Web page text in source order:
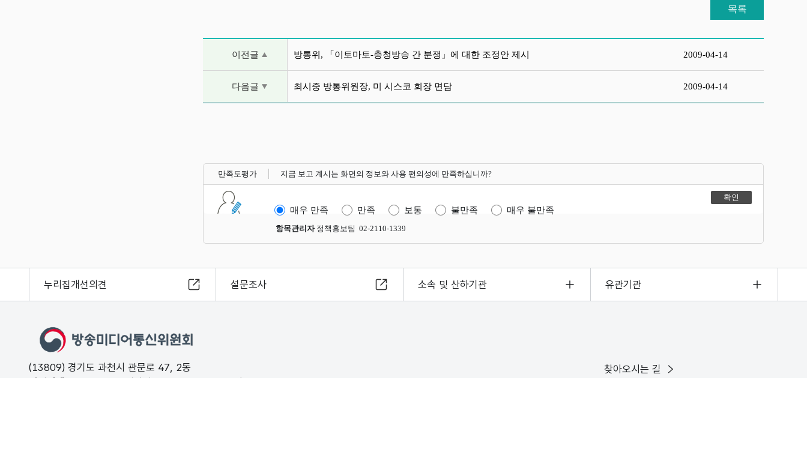
목록
이전글 방통위, 「이토마토-충청방송 간 분쟁」에 대한 조정안 제시 2009-04-14
다음글 최시중 방통위원장, 미 시스코 회장 면담 2009-04-14
만족도평가 지금 보고 계시는 화면의 정보와 사용 편의성에 만족하십니까?
매우 만족 만족 보통 불만족 매우 불만족
항목관리자정책홍보팀 02-2110-1339
누리집개선의견 설문조사 소속 및 산하기관 유관기관
(13809) 경기도 과천시 관문로 47, 2동
찾아오시는 길